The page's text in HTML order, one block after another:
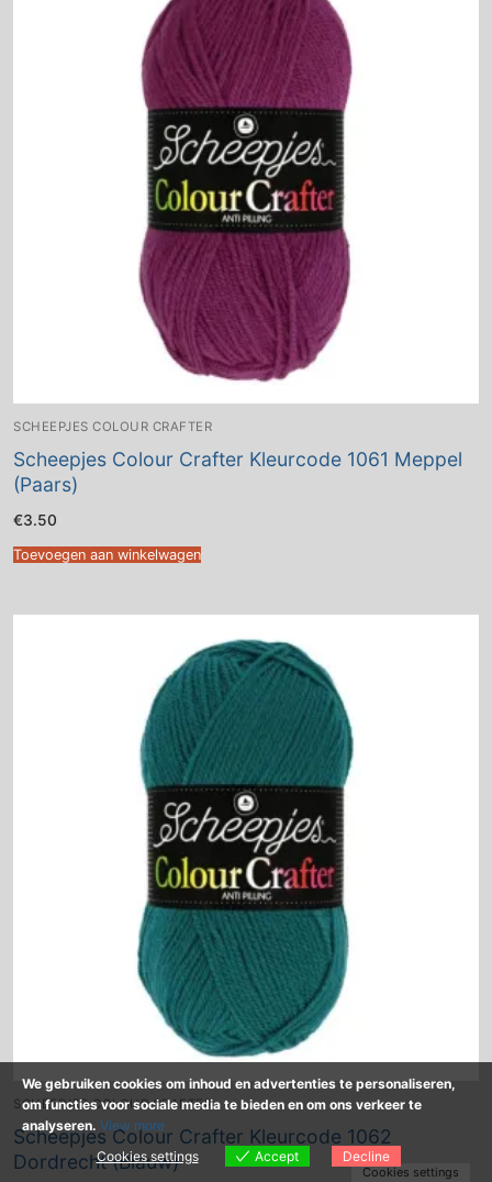
SCHEEPJES COLOUR CRAFTER
Scheepjes Colour Crafter Kleurcode 1061 Meppel
(Paars)
€3.50
Toevoegen aan winkelwagen
SCHEEPJES COLOUR CRAFTER
Scheepjes Colour Crafter Kleurcode 1062
Dordrecht (Blauw)
We gebruiken cookies om inhoud en advertenties te personaliseren,
om functies voor sociale media te bieden en om ons verkeer te
analyseren. View more
Cookies settings
Accept Decline
Cookies settings